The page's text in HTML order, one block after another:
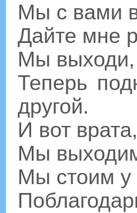
Мы с вами
Дайте мне
Мы выходи,
Теперь
другой.
И вот
Мы
Мы стоим у